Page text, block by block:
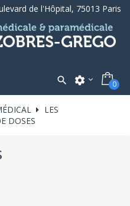
de l'Hôpital, 75013 Paris
 settings 0
LES
DOSES